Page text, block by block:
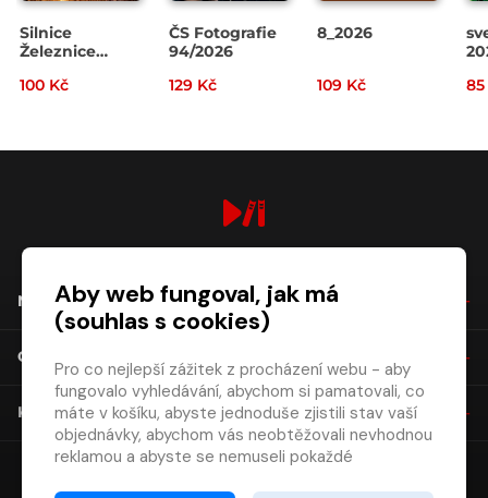
Silnice
Železnice
100 Kč
ČS Fotografie
94/2026
129 Kč
8_2026
109 Kč
85
NÁKUP
O SPOLEČNOSTI
KONTAKT
Aby web fungoval, jak má
(souhlas s cookies)
Pro co nejlepší zážitek z procházení webu - aby
fungovalo vyhledávání, abychom si pamatovali, co
máte v košíku, abyste jednoduše zjistili stav vaší
objednávky, abychom vás neobtěžovali nevhodnou
reklamou a abyste se nemuseli pokaždé